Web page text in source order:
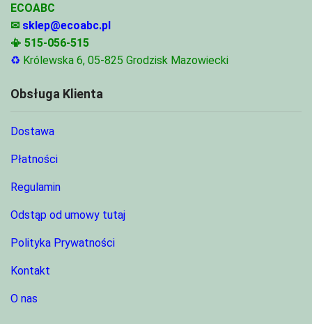
ECOABC
✉ sklep@ecoabc.pl
📳 515-056-515
♻ Królewska 6, 05-825 Grodzisk Mazowiecki
Obsługa Klienta
Dostawa
Płatności
Regulamin
Odstąp od umowy tutaj
Polityka Prywatności
Kontakt
O nas